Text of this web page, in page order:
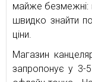
майже безмежні:
швидко знайти
ціни.
Магазин
запропонує у 3-